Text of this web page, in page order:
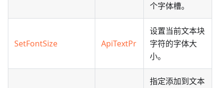
个字体槽。
SetFontSize ApiTextPr
设置当前文本块
字符的字体大
小。
指定添加到文本